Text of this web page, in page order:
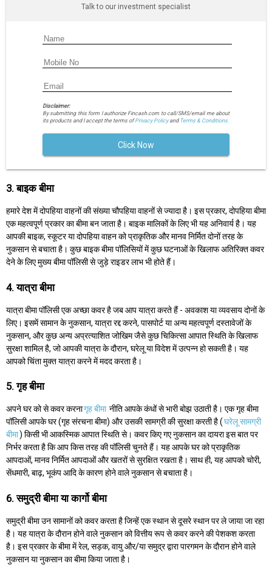
Talk to our investment specialist
Disclaimer:
By submitting this form I authorize Fincash.com to call/SMS/email me about
its products and I accept the terms ofPrivacy Policyand Terms & Conditions.
Click Now
3. बाइक बीमा
हमारे देश में दोपहिया वाहनों की संख्या चौपहिया वाहनों से ज्यादा है। इस प्रकार, दोपहिया बीमा
एक महत्वपूर्ण प्रकार का बीमा बन जाता है। बाइक मालिकों के लिए भी यह अनिवार्य है। यह
आपकी बाइक, स्कूटर या दोपहिया वाहन को प्राकृतिक और मानव निर्मित दोनों तरह के
नुकसान से बचाता है। कुछ बाइक बीमा पॉलिसियों में कुछ घटनाओं के खिलाफ अतिरिक्त कवर
देने के लिए मुख्य बीमा पॉलिसी से जुड़े राइडर लाभ भी होते हैं।
4. यात्रा बीमा
यात्रा बीमा पॉलिसी एक अच्छा कवर है जब आप यात्रा करते हैं - अवकाश या व्यवसाय दोनों के
लिए। इसमें सामान के नुकसान, यात्रा रद्द करने, पासपोर्ट या अन्य महत्वपूर्ण दस्तावेजों के
नुकसान, और कुछ अन्य अप्रत्याशित जोखिम जैसे कुछ चिकित्सा आपात स्थिति के खिलाफ
सुरक्षा शामिल है, जो आपकी यात्रा के दौरान, घरेलू या विदेश में उत्पन्न हो सकती है। यह
आपको चिंता मुक्त यात्रा करने में मदद करता है।
5. गृह बीमा
अपने घर को से कवर करनागृह बीमा नीति आपके कंधों से भारी बोझ उठाती है। एक गृह बीमा
पॉलिसी आपके घर (गृह संरचना बीमा) और उसकी सामग्री की सुरक्षा करती है (घरेलू सामग्री
बीमा) किसी भी आकस्मिक आपात स्थिति से। कवर किए गए नुकसान का दायरा इस बात पर
निर्भर करता है कि आप किस तरह की पॉलिसी चुनते हैं। यह आपके घर को प्राकृतिक
आपदाओं, मानव निर्मित आपदाओं और खतरों से सुरक्षित रखता है। साथ ही, यह आपको चोरी,
सेंधमारी, बाढ़, भूकंप आदि के कारण होने वाले नुकसान से बचाता है।
6. समुद्री बीमा या कार्गो बीमा
समुद्री बीमा उन सामानों को कवर करता है जिन्हें एक स्थान से दूसरे स्थान पर ले जाया जा रहा
है। यह यात्रा के दौरान होने वाले नुकसान को वित्तीय रूप से कवर करने की पेशकश करता
है। इस प्रकार के बीमा में रेल, सड़क, वायु और/या समुद्र द्वारा पारगमन के दौरान होने वाले
नुकसान या नुकसान का बीमा किया जाता है।